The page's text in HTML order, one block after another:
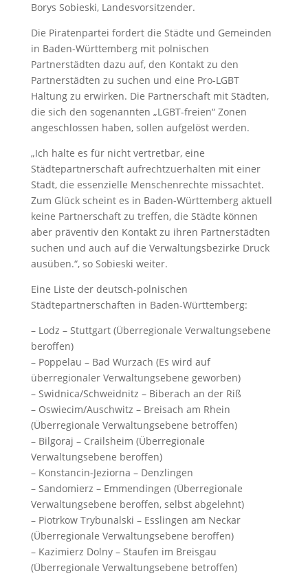
Borys Sobieski, Landesvorsitzender.
Die Piratenpartei fordert die Städte und Gemeinden
in Baden-Württemberg mit polnischen
Partnerstädten dazu auf, den Kontakt zu den
Partnerstädten zu suchen und eine Pro-LGBT
Haltung zu erwirken. Die Partnerschaft mit Städten,
die sich den sogenannten „LGBT-freien“ Zonen
angeschlossen haben, sollen aufgelöst werden.
„Ich halte es für nicht vertretbar, eine
Städtepartnerschaft aufrechtzuerhalten mit einer
Stadt, die essenzielle Menschenrechte missachtet.
Zum Glück scheint es in Baden-Württemberg aktuell
keine Partnerschaft zu treffen, die Städte können
aber präventiv den Kontakt zu ihren Partnerstädten
suchen und auch auf die Verwaltungsbezirke Druck
ausüben.“, so Sobieski weiter.
Eine Liste der deutsch-polnischen
Städtepartnerschaften in Baden-Württemberg:
– Lodz – Stuttgart (Überregionale Verwaltungsebene
beroffen)
– Poppelau – Bad Wurzach (Es wird auf
überregionaler Verwaltungsebene geworben)
– Swidnica/Schweidnitz – Biberach an der Riß
– Oswiecim/Auschwitz – Breisach am Rhein
(Überregionale Verwaltungsebene betroffen)
– Bilgoraj – Crailsheim (Überregionale
Verwaltungsebene beroffen)
– Konstancin-Jeziorna – Denzlingen
– Sandomierz – Emmendingen (Überregionale
Verwaltungsebene beroffen, selbst abgelehnt)
– Piotrkow Trybunalski – Esslingen am Neckar
(Überregionale Verwaltungsebene beroffen)
– Kazimierz Dolny – Staufen im Breisgau
(Überregionale Verwaltungsebene betroffen)